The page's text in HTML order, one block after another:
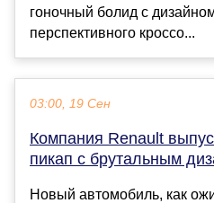
гоночный болид с
перспективного кроссо...
03:00, 19 Сен
Компания Renault
пикап с брутальным
Новый автомобиль, как